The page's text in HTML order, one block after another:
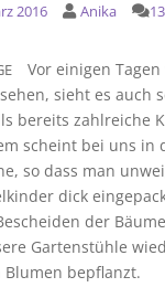
2016 Anika
Vor einigen
sieht es auch
bereits zahlreiche
scheint bei uns in
so dass man
dick
der
Gartenstühle
bepflanzt.